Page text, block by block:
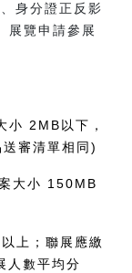
身分證正反影
展覽申請參展
小 2MB以下，
審清單相同)
大小 150MB
上；聯展應繳
人數平均分